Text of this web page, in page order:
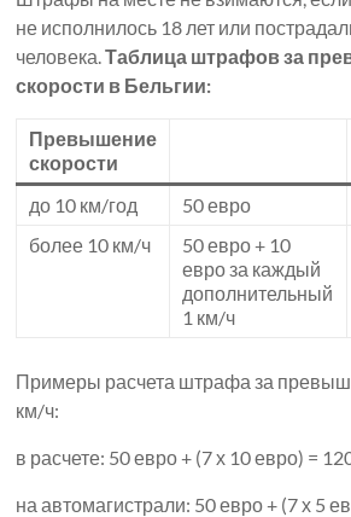
не исполнилось 18 лет или
человека.Таблица штрафов за
скорости в Бельгии:
Превышение
скорости
до 10 км/год
50 евро
более 10 км/ч
50 евро + 10
евро за каждый
дополнительный
1 км/ч
Примеры расчета штрафа за
км/ч:
в расчете: 50 евро + (7 х 10 евро) =
на автомагистрали: 50 евро + (7 х 5